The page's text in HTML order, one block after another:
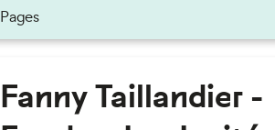
Pages
Fanny Taillandier -